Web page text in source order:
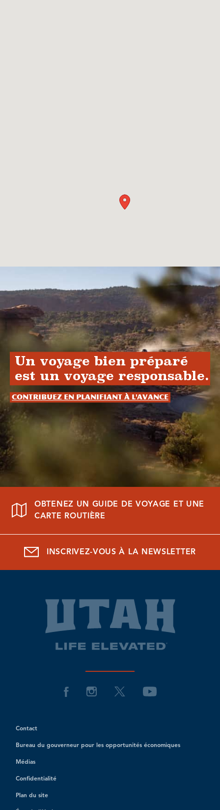
Un voyage bien préparé
est un voyage responsable.
Contribuez en planifiant à l'avance
OBTENEZ UN GUIDE DE VOYAGE ET UNE
CARTE ROUTIÈRE
INSCRIVEZ-VOUS À LA NEWSLETTER
Contact
Bureau du gouverneur pour les opportunités économiques
Médias
Confidentialité
Plan du site